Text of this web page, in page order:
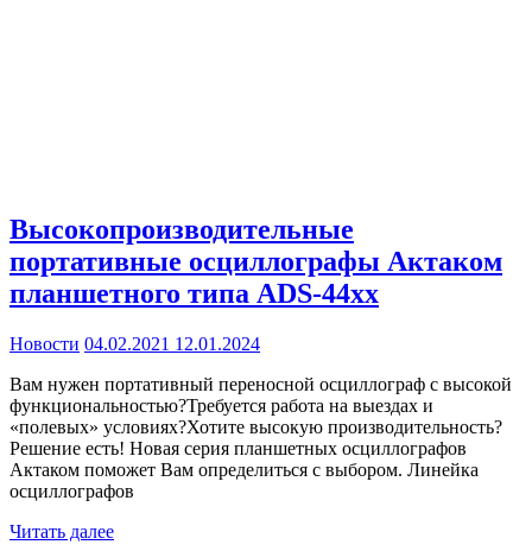
Высокопроизводительные
портативные осциллографы Актаком
планшетного типа ADS-44xx
Новости 04.02.2021 12.01.2024
Вам нужен портативный переносной осциллограф с высокой
функциональностью?Требуется работа на выездах и
«полевых» условиях?Хотите высокую производительность?
Решение есть! Новая серия планшетных осциллографов
Актаком поможет Вам определиться с выбором. Линейка
осциллографов
Читать далее